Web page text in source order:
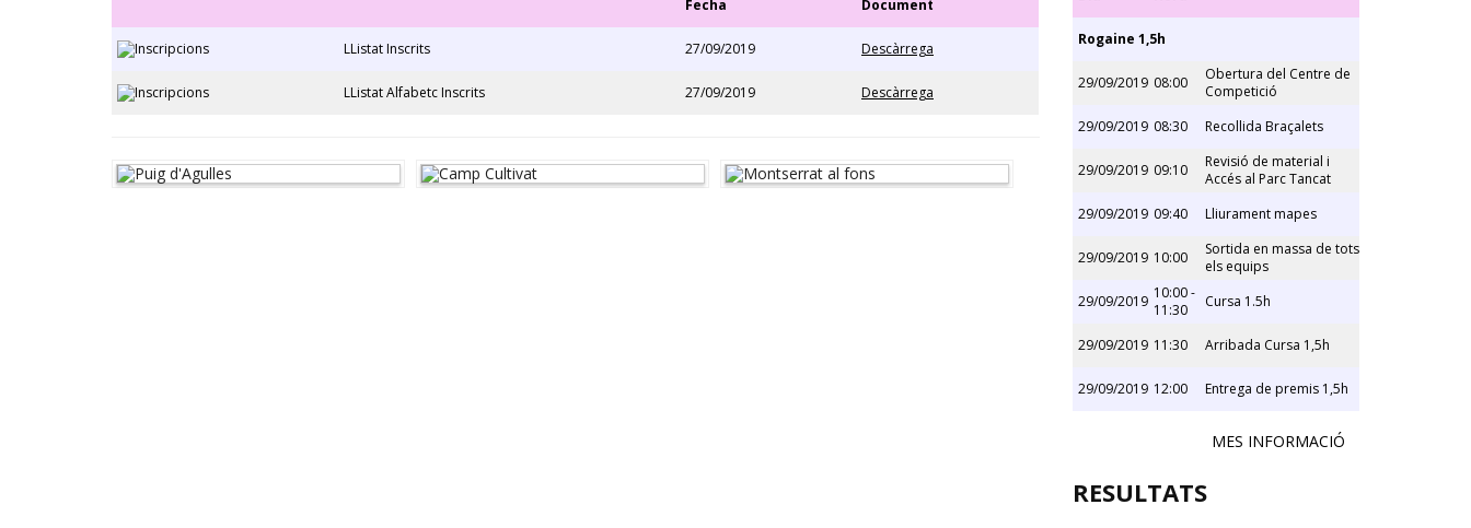
Fecha Document
LListat Inscrits 27/09/2019 Descàrrega
LListat Alfabetc Inscrits 27/09/2019 Descàrrega
Rogaine 1,5h
29/09/2019 08:00
Obertura del Centre de
Competició
29/09/2019 08:30 Recollida Braçalets
29/09/2019 09:10
Revisió de material i
Accés al Parc Tancat
29/09/2019 09:40 Lliurament mapes
29/09/2019 10:00
Sortida en massa de tots
els equips
29/09/2019 10:00 -
11:30
Cursa 1.5h
29/09/2019 11:30 Arribada Cursa 1,5h
29/09/2019 12:00 Entrega de premis 1,5h
MES INFORMACIÓ
RESULTATS